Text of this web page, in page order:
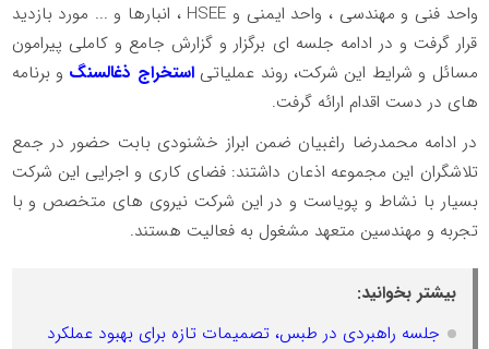
واحد فنی و مهندسی ، واحد ایمنی و HSEE ، انبارها و ... مورد بازدید
قرار گرفت و در ادامه جلسه ای برگزار و گزارش جامع و کاملی پیرامون
مسائل و شرایط این شرکت، روند عملیاتیاستخراج ذغالسنگ و برنامه
های در دست اقدام ارائه گرفت.
در ادامه محمدرضا راغبیان ضمن ابراز خشنودی بابت حضور در جمع
تلاشگران این مجموعه اذعان داشتند: فضای کاری و اجرایی این شرکت
بسیار با نشاط و پویاست و در این شرکت نیروی های متخصص و با
تجربه و مهندسین متعهد مشغول به فعالیت هستند.
بیشتر بخوانید:
جلسه راهبردی در طبس، تصمیمات تازه برای بهبود عملکرد